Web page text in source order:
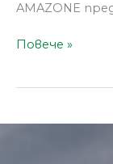
AMAZONE
Повече »